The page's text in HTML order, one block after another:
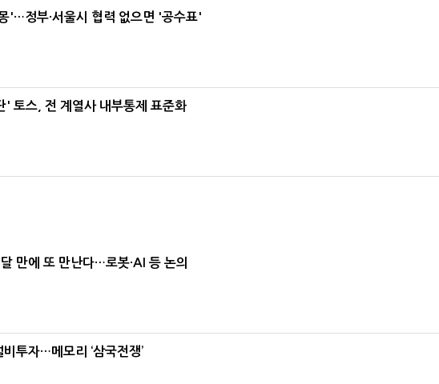
'…정부·서울시 협력 없으면 '공수표'
' 토스, 전 계열사 내부통제 표준화
만에 또 만난다…로봇·AI 등 논의
투자…메모리 ‘삼국전쟁’